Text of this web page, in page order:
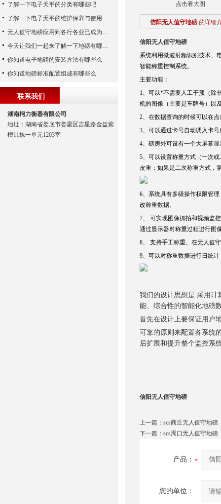
点击看大图
信阳无人值守地磅 的详细
信阳无人值守地磅
系统利用微波射频识别技术、
智能称重控制系统。
主要功能：
1、可以*不需要人工干预（除
机的图像（主要是车牌号）以
2、在数据查询的时候可以在
3、可以通过卡号自动调入卡
4、磅房外可设有一个大屏幕
5、可以设置称重方式（一次
皮重；如果是二次称重方式，
6、系统具有多级操作权限管
改称重数据。
7、 可实现图像抓拍和视频监
通过显示器对称重过程进行图
8、 支持手工称重。在无人值
9、可以对称重数据进行日统
我们的设计思想是:采用计
能、综合性的智能化地磅
首先在设计上要保证用户
可靠的原则来配置各系统
后扩展和提升整个监控系
信阳无人值守地磅
上一篇： scs商丘无人值守地磅
下一篇： scs周口无人值守地磅
产品：
您的单位：
了解一下电子天平的分类有哪些吧
了解一下电子天平的维护保养与使用注意事项
无人值守地磅应用到各行各业已成为称重历史发展的潮流
今天让我们一起来了解一下地磅有哪些特点吧
你知道电子地磅的安装方法有哪些么
你知道地磅标准配置组成有哪些么
联系我们
湖南柯力衡器有限公司
地址：湖南省娄底市娄星区吉星路金益紫
檀11栋一单元1203室